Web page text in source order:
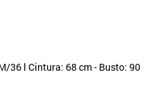
36 l Cintura: 68 cm - Busto: 90